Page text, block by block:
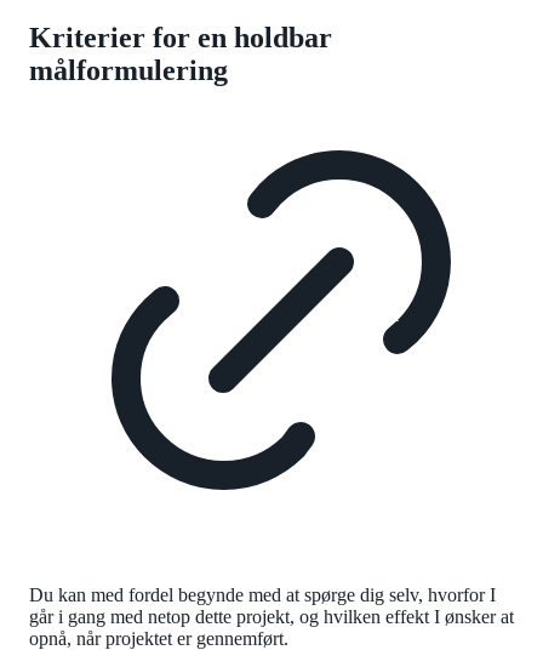
Kriterier for en holdbar
målformulering
Du kan med fordel begynde med at spørge dig selv, hvorfor I
går i gang med netop dette projekt, og hvilken effekt I ønsker at
opnå, når projektet er gennemført.